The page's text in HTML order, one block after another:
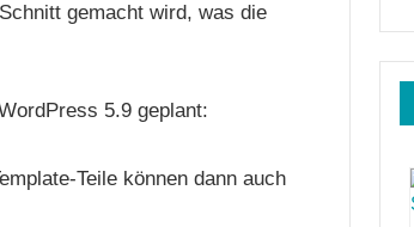
gemacht wird, was die
5.9 geplant:
Teile können dann auch